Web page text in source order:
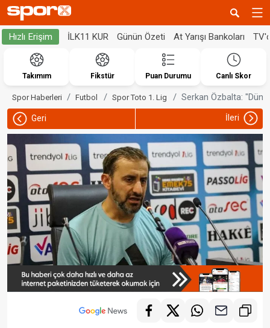
Hızlı Erişim İLK11 KUR Günün Özeti At Yarışı Bankoları
Takımım Fikstür Puan Durumu Canlı Skor
Spor Haberleri Futbol Spor Toto 1. Lig Serkan Özbalta:
Geri İleri